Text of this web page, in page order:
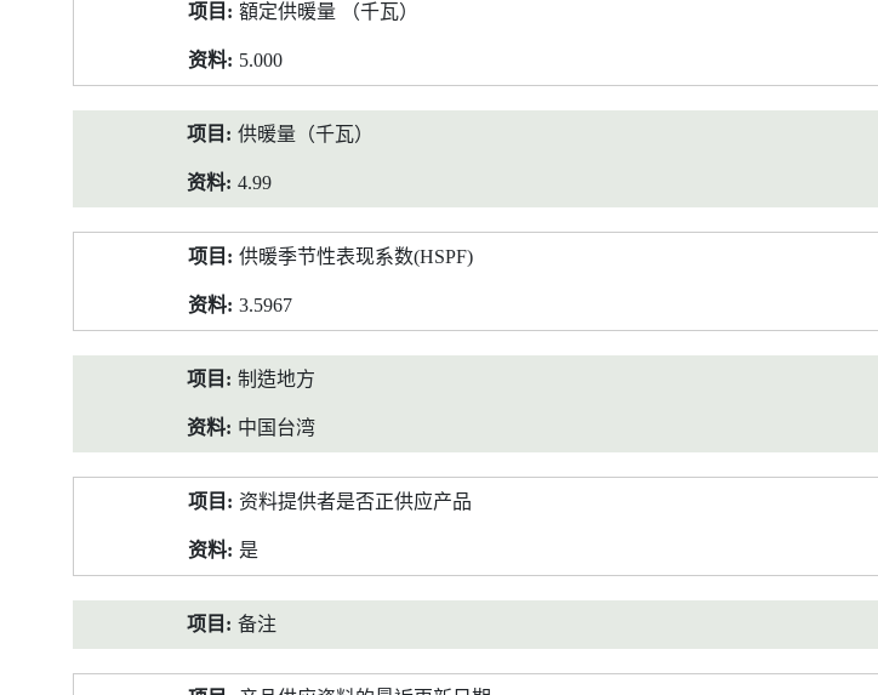
額定供暖量 （千瓦）
5.000
供暖量（千瓦）
4.99
供暖季节性表现系数(HSPF)
3.5967
制造地方
中国台湾
资料提供者是否正供应产品
是
备注